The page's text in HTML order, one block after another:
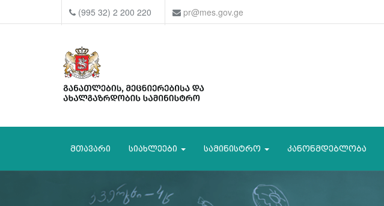
(995 32) 2 200 220 pr@mes.gov.ge
მთავარი სიახლეები სამინისტრო კანონმდებლობა